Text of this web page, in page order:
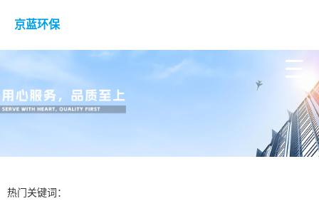
京蓝环保
热门关键词：